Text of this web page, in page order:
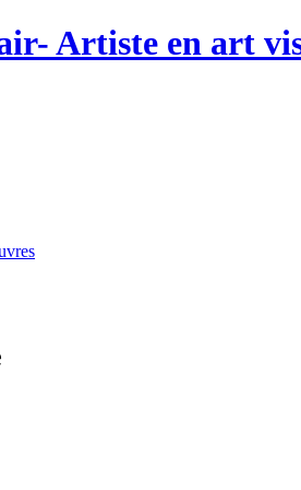
Artiste en art